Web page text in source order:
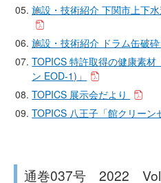
施設・技術紹介 下関市上下
施設・技術紹介 ドラム缶破
TOPICS 特許取得の健康素
ン EOD-1)」
TOPICS 展示会だより
TOPICS 八王子「館クリー
通巻037号 2022